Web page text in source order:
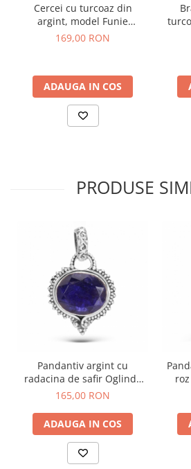
Cercei cu turcoaz din
argint, model Funie
Rasucita pe ureche
169,00 RON
ADAUGA IN COS
PRODUSE
Pandantiv argint cu
radacina de safir Oglinda
Fermecata
165,00 RON
ADAUGA IN COS